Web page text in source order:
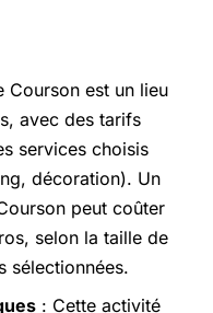
Courson est un lieu
avec des tarifs
services choisis
décoration). Un
peut coûter
selon la taille de
sélectionnées.
: Cette activité